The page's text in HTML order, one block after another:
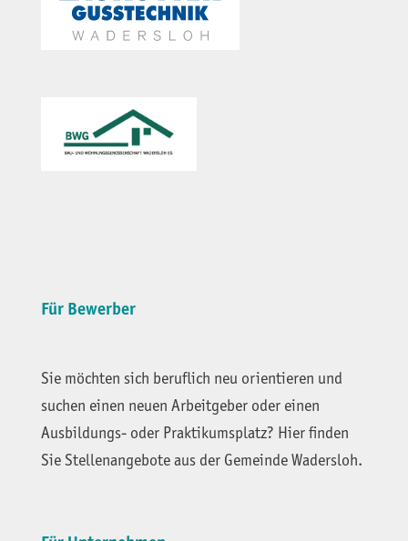
Für Bewerber
Sie möchten sich beruflich neu orientieren und
suchen einen neuen Arbeitgeber oder einen
Ausbildungs- oder Praktikumsplatz? Hier finden
Sie Stellenangebote aus der Gemeinde Wadersloh.